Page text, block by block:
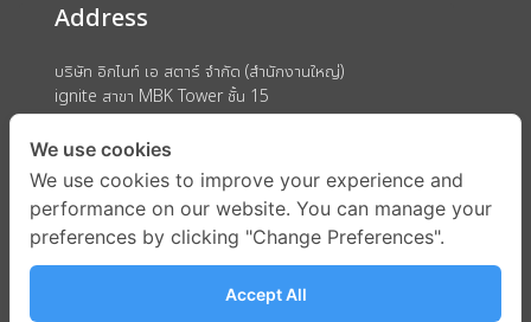
Address
บริษัท อิกไนท์ เอ สตาร์ จำกัด (สำนักงานใหญ่)
ignite สาขา MBK Tower ชั้น 15
ถนนพญาไท แขวงวังใหม่ เขตปทุมวัน กรุงเทพมหานคร 10330
We use cookies
We use cookies to improve your experience and
performance on our website. You can manage your
preferences by clicking "Change Preferences".
Accept All